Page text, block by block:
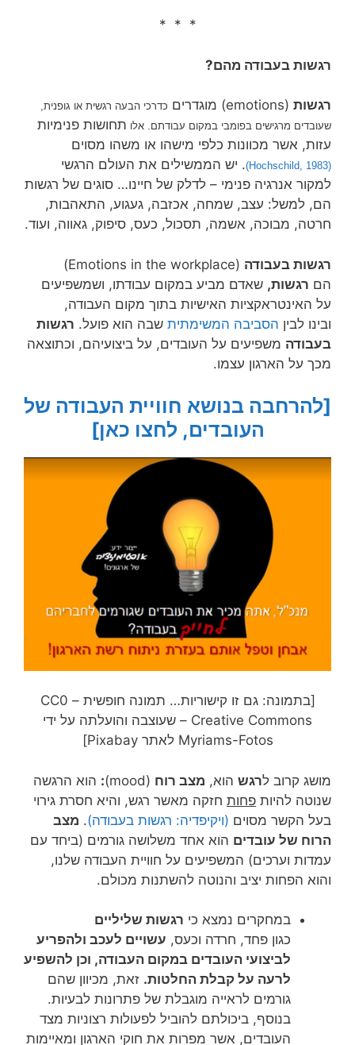
* * *
רגשות בעבודה מהם?
רגשות (emotions) מוגדרים
כדרכי הבעה רגשית או גופנית,
שעובדים מרגישים בפומבי במקום עבודתם. אלו תחושות פנימיות
עזות, אשר מכוונות כלפי מישהו או משהו מסוים
(
Hochschild, 1983)
. יש הממשילים את העולם הרגשי
למקור אנרגיה פנימי – לדלק של חיינו… סוגים של רגשות
הם, למשל: עצב, שמחה, אכזבה, געגוע, התאהבות,
חרטה, מבוכה, אשמה, תסכול, כעס, סיפוק, גאווה, ועוד.
רגשות בעבודה
(Emotions in the workplace)
הם רגשות, שאדם מביע במקום עבודתו, ושמשפיעים
על האינטראקציות האישיות בתוך מקום העבודה,
ובינו לבין הסביבה המשימתית שבה הוא פועל. רגשות
בעבודה משפיעים על העובדים, על ביצועיהם, וכתוצאה
מכך על הארגון עצמו.
[להרחבה בנושא חוויית העבודה של
העובדים, לחצו כאן]
[בתמונה: גם זו קישוריות… תמונה חופשית – CC0
Creative Commons – שעוצבה והועלתה על ידי
Myriams-Fotos לאתר Pixabay]
מושג קרוב לרגש הוא, מצב רוח (mood)
: הוא הרגשה
שנוטה להיות פחות חזקה מאשר רגש, והיא חסרת גירוי
בעל הקשר מסוים (ויקיפדיה: רגשות בעבודה). מצב
הרוח של עובדים הוא אחד משלושה גורמים (ביחד עם
עמדות וערכים) המשפיעים על חוויית העבודה שלנו,
והוא הפחות יציב והנוטה להשתנות מכולם.
במחקרים נמצא כי רגשות שליליים
כגון פחד, חרדה וכעס, עשויים לעכב ולהפריע
לביצועי העובדים במקום העבודה, וכן להשפיע
לרעה על קבלת החלטות. זאת, מכיוון שהם
גורמים לראייה מוגבלת של פתרונות לבעיות.
בנוסף, ביכולתם להוביל לפעולות רצוניות מצד
העובדים, אשר מפרות את חוקי הארגון ומאיימות